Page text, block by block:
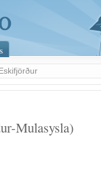
Eskifjörður
Mulasysla)